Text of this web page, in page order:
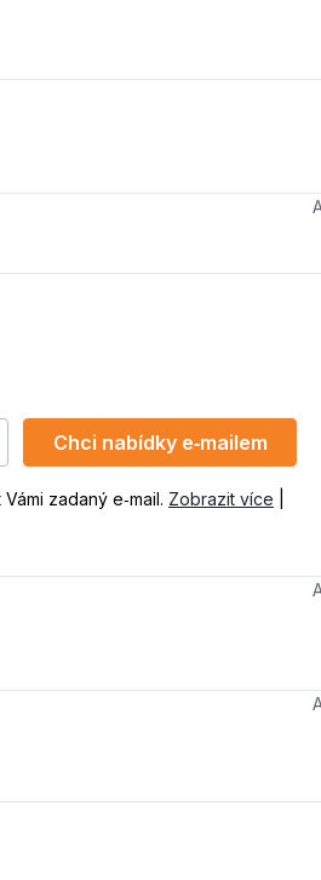
Chci nabídky e‑mailem
zadaný e‑mail. Zobrazit více